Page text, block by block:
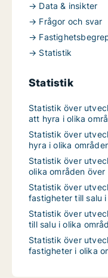
→ Data & insikter
→ Frågor och svar
→
→ Statistik
Statistik
Statistik över
att hyra i olika
Statistik över
hyra i olika
Statistik över
olika områden över
Statistik över
fastigheter till salu
Statistik över
till salu i olika
Statistik över
fastigheter i olika